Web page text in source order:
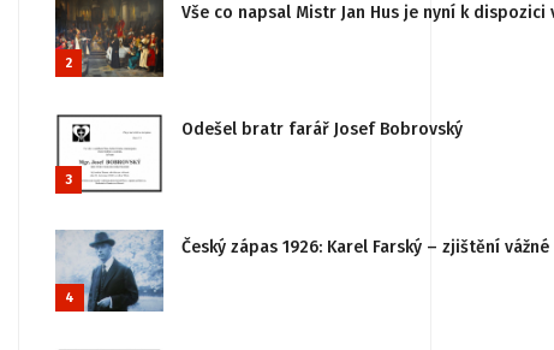
2
Vše co napsal Mistr Jan Hus je nyní k
3
Odešel bratr farář Josef Bobrovský
4
Český zápas 1926: Karel Farský – zjištění